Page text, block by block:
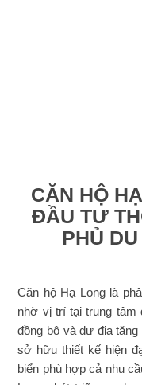
CĂN HỘ
ĐẦU TƯ
PHỦ
Căn hộ Hạ Long là
nhờ vị trí tại trung tâm
đồng bộ và dư địa
sở hữu thiết kế hiện
biển phù hợp cả nhu